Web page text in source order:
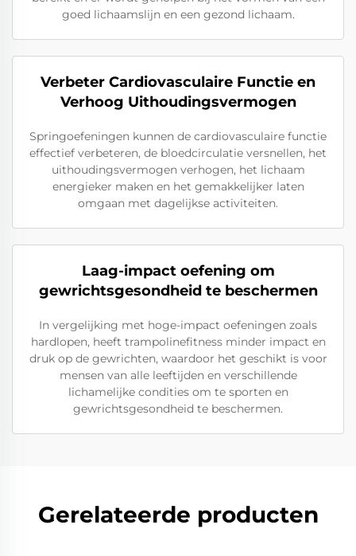
goed lichaamslijn en een gezond lichaam.
Verbeter Cardiovasculaire Functie en
Verhoog Uithoudingsvermogen
Springoefeningen kunnen de cardiovasculaire functie
effectief verbeteren, de bloedcirculatie versnellen, het
uithoudingsvermogen verhogen, het lichaam
energieker maken en het gemakkelijker laten
omgaan met dagelijkse activiteiten.
Laag-impact oefening om
gewrichtsgesondheid te beschermen
In vergelijking met hoge-impact oefeningen zoals
hardlopen, heeft trampolinefitness minder impact en
druk op de gewrichten, waardoor het geschikt is voor
mensen van alle leeftijden en verschillende
lichamelijke condities om te sporten en
gewrichtsgesondheid te beschermen.
Gerelateerde producten